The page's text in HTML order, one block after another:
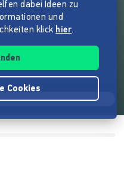
dabei Ideen zu
und
klick hier.
Cookies